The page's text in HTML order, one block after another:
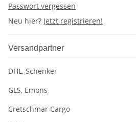
Passwort vergessen
Neu hier? Jetzt registrieren!
Versandpartner
DHL, Schenker
GLS, Emons
Cretschmar Cargo